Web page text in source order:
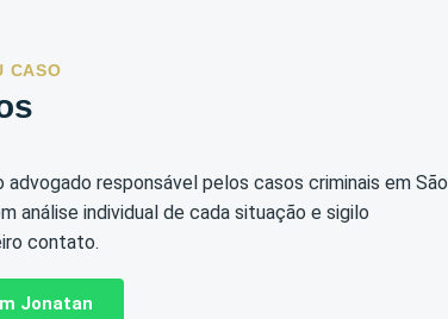
CASO
responsável pelos casos criminais em São
análise individual de cada situação e sigilo
contato.
Jonatan